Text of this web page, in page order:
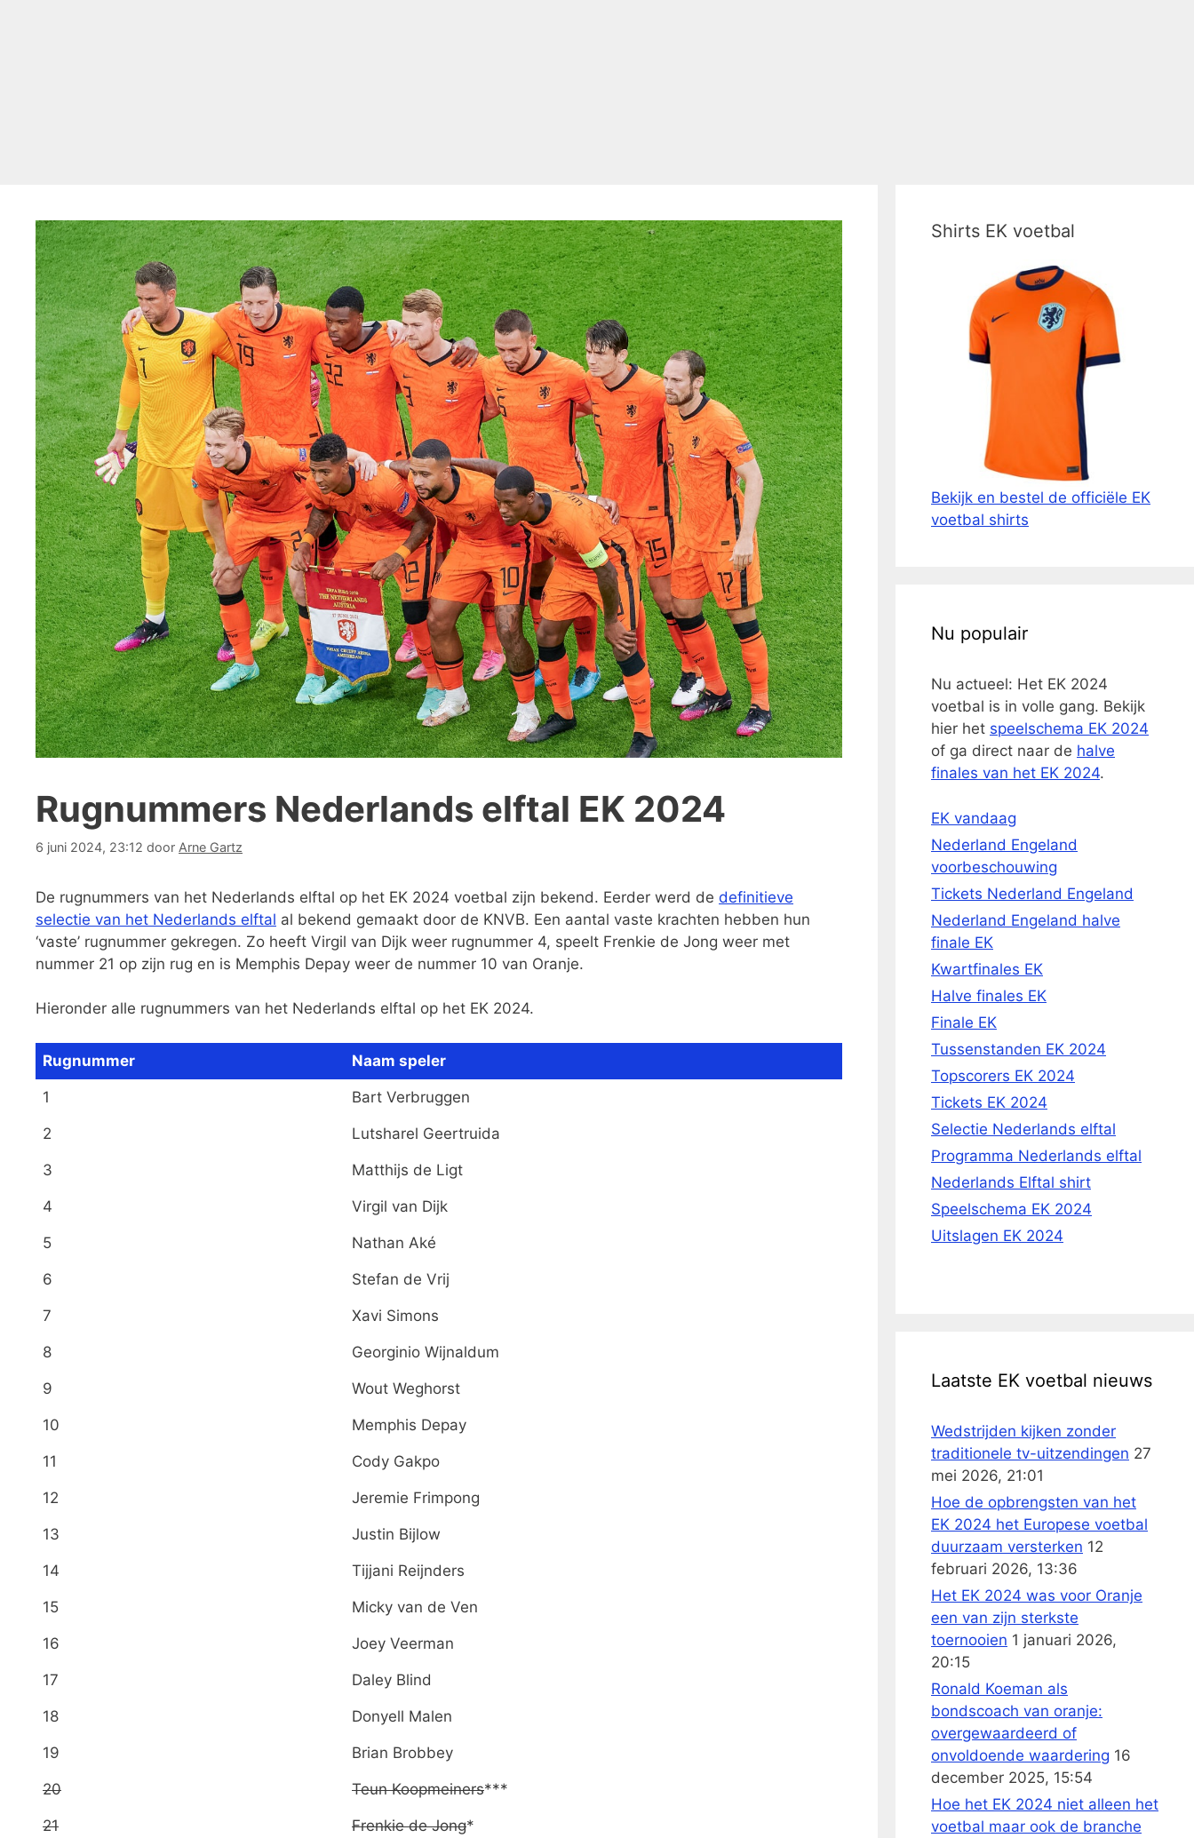
Rugnummers Nederlands elftal EK 2024
6 juni 2024, 23:12 door Arne Gartz
De rugnummers van het Nederlands elftal op het EK 2024 voetbal zijn bekend. Eerder werd de definitieve
selectie van het Nederlands elftal al bekend gemaakt door de KNVB. Een aantal vaste krachten hebben hun
‘vaste’ rugnummer gekregen. Zo heeft Virgil van Dijk weer rugnummer 4, speelt Frenkie de Jong weer met
nummer 21 op zijn rug en is Memphis Depay weer de nummer 10 van Oranje.
Hieronder alle rugnummers van het Nederlands elftal op het EK 2024.
Rugnummer Naam speler
1 Bart Verbruggen
2 Lutsharel Geertruida
3 Matthijs de Ligt
4 Virgil van Dijk
5 Nathan Aké
6 Stefan de Vrij
7 Xavi Simons
8 Georginio Wijnaldum
9 Wout Weghorst
10 Memphis Depay
11 Cody Gakpo
12 Jeremie Frimpong
13 Justin Bijlow
14 Tijjani Reijnders
15 Micky van de Ven
16 Joey Veerman
17 Daley Blind
18 Donyell Malen
19 Brian Brobbey
20 Teun Koopmeiners***
21 Frenkie de Jong*
Shirts EK voetbal
Bekijk en bestel de officiële EK
voetbal shirts
Nu populair
Nu actueel: Het EK 2024
voetbal is in volle gang. Bekijk
hier het speelschema EK 2024
of ga direct naar de halve
finales van het EK 2024.
EK vandaag
Nederland Engeland
voorbeschouwing
Tickets Nederland Engeland
Nederland Engeland halve
finale EK
Kwartfinales EK
Halve finales EK
Finale EK
Tussenstanden EK 2024
Topscorers EK 2024
Tickets EK 2024
Selectie Nederlands elftal
Programma Nederlands elftal
Nederlands Elftal shirt
Speelschema EK 2024
Uitslagen EK 2024
Laatste EK voetbal nieuws
Wedstrijden kijken zonder
traditionele tv-uitzendingen 27
mei 2026, 21:01
Hoe de opbrengsten van het
EK 2024 het Europese voetbal
duurzaam versterken 12
februari 2026, 13:36
Het EK 2024 was voor Oranje
een van zijn sterkste
toernooien 1 januari 2026,
20:15
Ronald Koeman als
bondscoach van oranje:
overgewaardeerd of
onvoldoende waardering 16
december 2025, 15:54
Hoe het EK 2024 niet alleen het
voetbal maar ook de branche